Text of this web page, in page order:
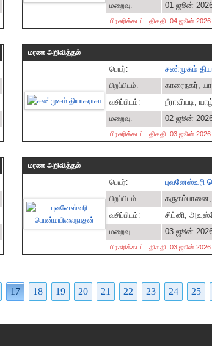
மறைவு: 01 ஜூன்
பிரசுரிக்கபட்ட திகதி: 04 ஜூன் 2026
மரண அறிவித்தல்
பெயர்:
சண்முகம்
பிறப்பிடம்: காரைநகர்,
வசிப்பிடம்: நீராவியடி,
மறைவு: 02 ஜூன்
பிரசுரிக்கபட்ட திகதி: 03 ஜூன் 2026
மரண அறிவித்தல்
பெயர்:
பிறப்பிடம்:
வசிப்பிடம்: சிட்னி,
மறைவு: 03 ஜூன்
பிரசுரிக்கபட்ட திகதி: 03 ஜூன் 2026
17 18 19 20 21 22 23 24 25